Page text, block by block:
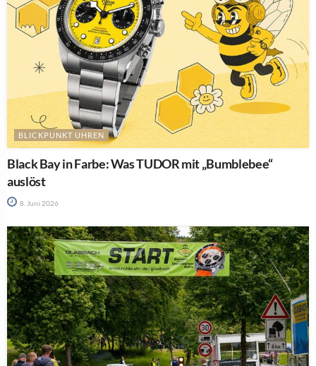
BLICKPUNKT UHREN
Black Bay in Farbe: Was TUDOR mit „Bumblebee“
auslöst
8. Juni 2026